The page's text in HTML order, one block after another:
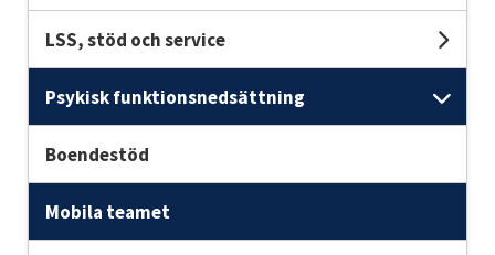
LSS, stöd och service
Psykisk funktionsnedsättning
Boendestöd
Mobila teamet